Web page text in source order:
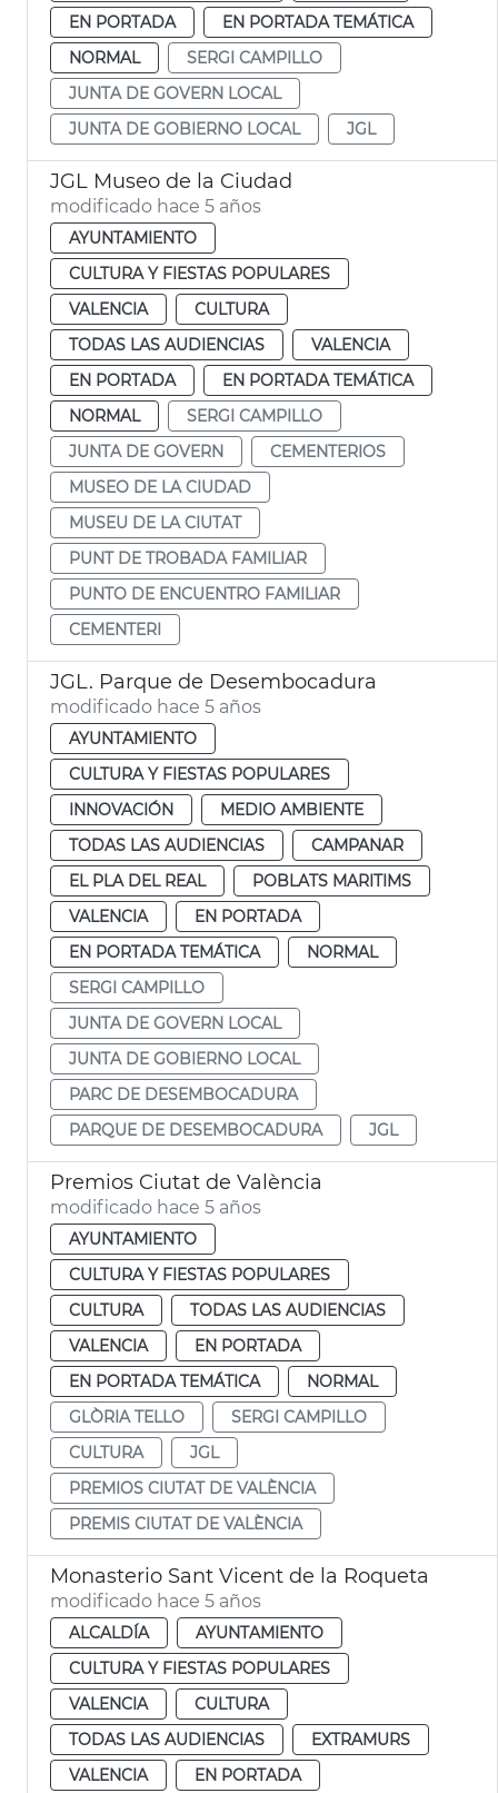
EN PORTADA
EN PORTADA TEMÁTICA
NORMAL
SERGI CAMPILLO
JUNTA DE GOVERN LOCAL
JUNTA DE GOBIERNO LOCAL
JGL
JGL Museo de la Ciudad
modificado hace 5 años
AYUNTAMIENTO
CULTURA Y FIESTAS POPULARES
VALENCIA
CULTURA
TODAS LAS AUDIENCIAS
VALENCIA
EN PORTADA
EN PORTADA TEMÁTICA
NORMAL
SERGI CAMPILLO
JUNTA DE GOVERN
CEMENTERIOS
MUSEO DE LA CIUDAD
MUSEU DE LA CIUTAT
PUNT DE TROBADA FAMILIAR
PUNTO DE ENCUENTRO FAMILIAR
CEMENTERI
JGL. Parque de Desembocadura
modificado hace 5 años
AYUNTAMIENTO
CULTURA Y FIESTAS POPULARES
INNOVACIÓN
MEDIO AMBIENTE
TODAS LAS AUDIENCIAS
CAMPANAR
EL PLA DEL REAL
POBLATS MARITIMS
VALENCIA
EN PORTADA
EN PORTADA TEMÁTICA
NORMAL
SERGI CAMPILLO
JUNTA DE GOVERN LOCAL
JUNTA DE GOBIERNO LOCAL
PARC DE DESEMBOCADURA
PARQUE DE DESEMBOCADURA
JGL
Premios Ciutat de València
modificado hace 5 años
AYUNTAMIENTO
CULTURA Y FIESTAS POPULARES
CULTURA
TODAS LAS AUDIENCIAS
VALENCIA
EN PORTADA
EN PORTADA TEMÁTICA
NORMAL
GLÒRIA TELLO
SERGI CAMPILLO
CULTURA
JGL
PREMIOS CIUTAT DE VALÈNCIA
PREMIS CIUTAT DE VALÈNCIA
Monasterio Sant Vicent de la Roqueta
modificado hace 5 años
ALCALDÍA
AYUNTAMIENTO
CULTURA Y FIESTAS POPULARES
VALENCIA
CULTURA
TODAS LAS AUDIENCIAS
EXTRAMURS
VALENCIA
EN PORTADA